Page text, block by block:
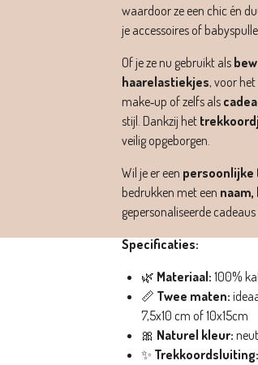
waardoor ze een chic én
je accessoires of
Of je ze nu gebruikt als
haarelastiekjes, voor het
make‑up of zelfs als
stijl. Dankzij het
veilig opgeborgen.
Wil je er een persoonlijke
bedrukken met een
gepersonaliseerde
Specificaties:
🌿 Materiaal: 100%
📏 Twee maten:
7,5x10 cm of 10x15cm
🎀 Naturel kleur:
✨ Trekkoordsluiting: